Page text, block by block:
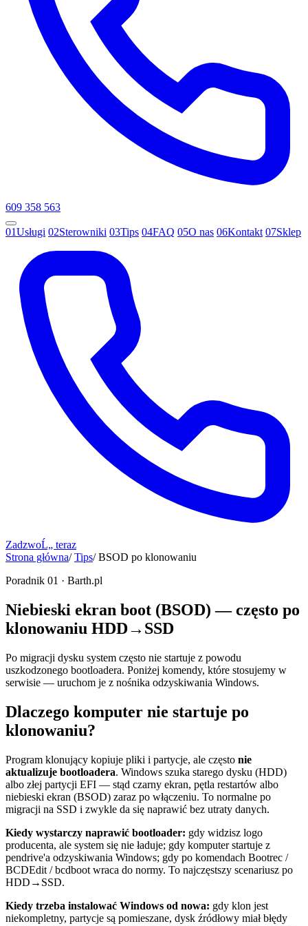
609 358 563
01Usługi 02Sterowniki 03Tips 04FAQ 05O nas 06Kontakt 07Sklep
ZadzwoĹ„ teraz
Strona główna/ Tips/ BSOD po klonowaniu
Poradnik 01 · Barth.pl
Niebieski ekran boot (BSOD) — często po
klonowaniu HDD→SSD
Po migracji dysku system często nie startuje z powodu
uszkodzonego bootloadera. Poniżej komendy, które stosujemy w
serwisie — uruchom je z nośnika odzyskiwania Windows.
Dlaczego komputer nie startuje po
klonowaniu?
Program klonujący kopiuje pliki i partycje, ale często nie
aktualizuje bootloadera. Windows szuka starego dysku (HDD)
albo złej partycji EFI — stąd czarny ekran, pętla restartów albo
niebieski ekran (BSOD) zaraz po włączeniu. To normalne po
migracji na SSD i zwykle da się naprawić bez utraty danych.
Kiedy wystarczy naprawić bootloader: gdy widzisz logo
producenta, ale system się nie ładuje; gdy komputer startuje z
pendrive'a odzyskiwania Windows; gdy po komendach Bootrec /
BCDEdit / bcdboot wraca do normy. To najczęstszy scenariusz po
HDD→SSD.
Kiedy trzeba instalować Windows od nowa: gdy klon jest
niekompletny, partycje są pomieszane, dysk źródłowy miał błędy